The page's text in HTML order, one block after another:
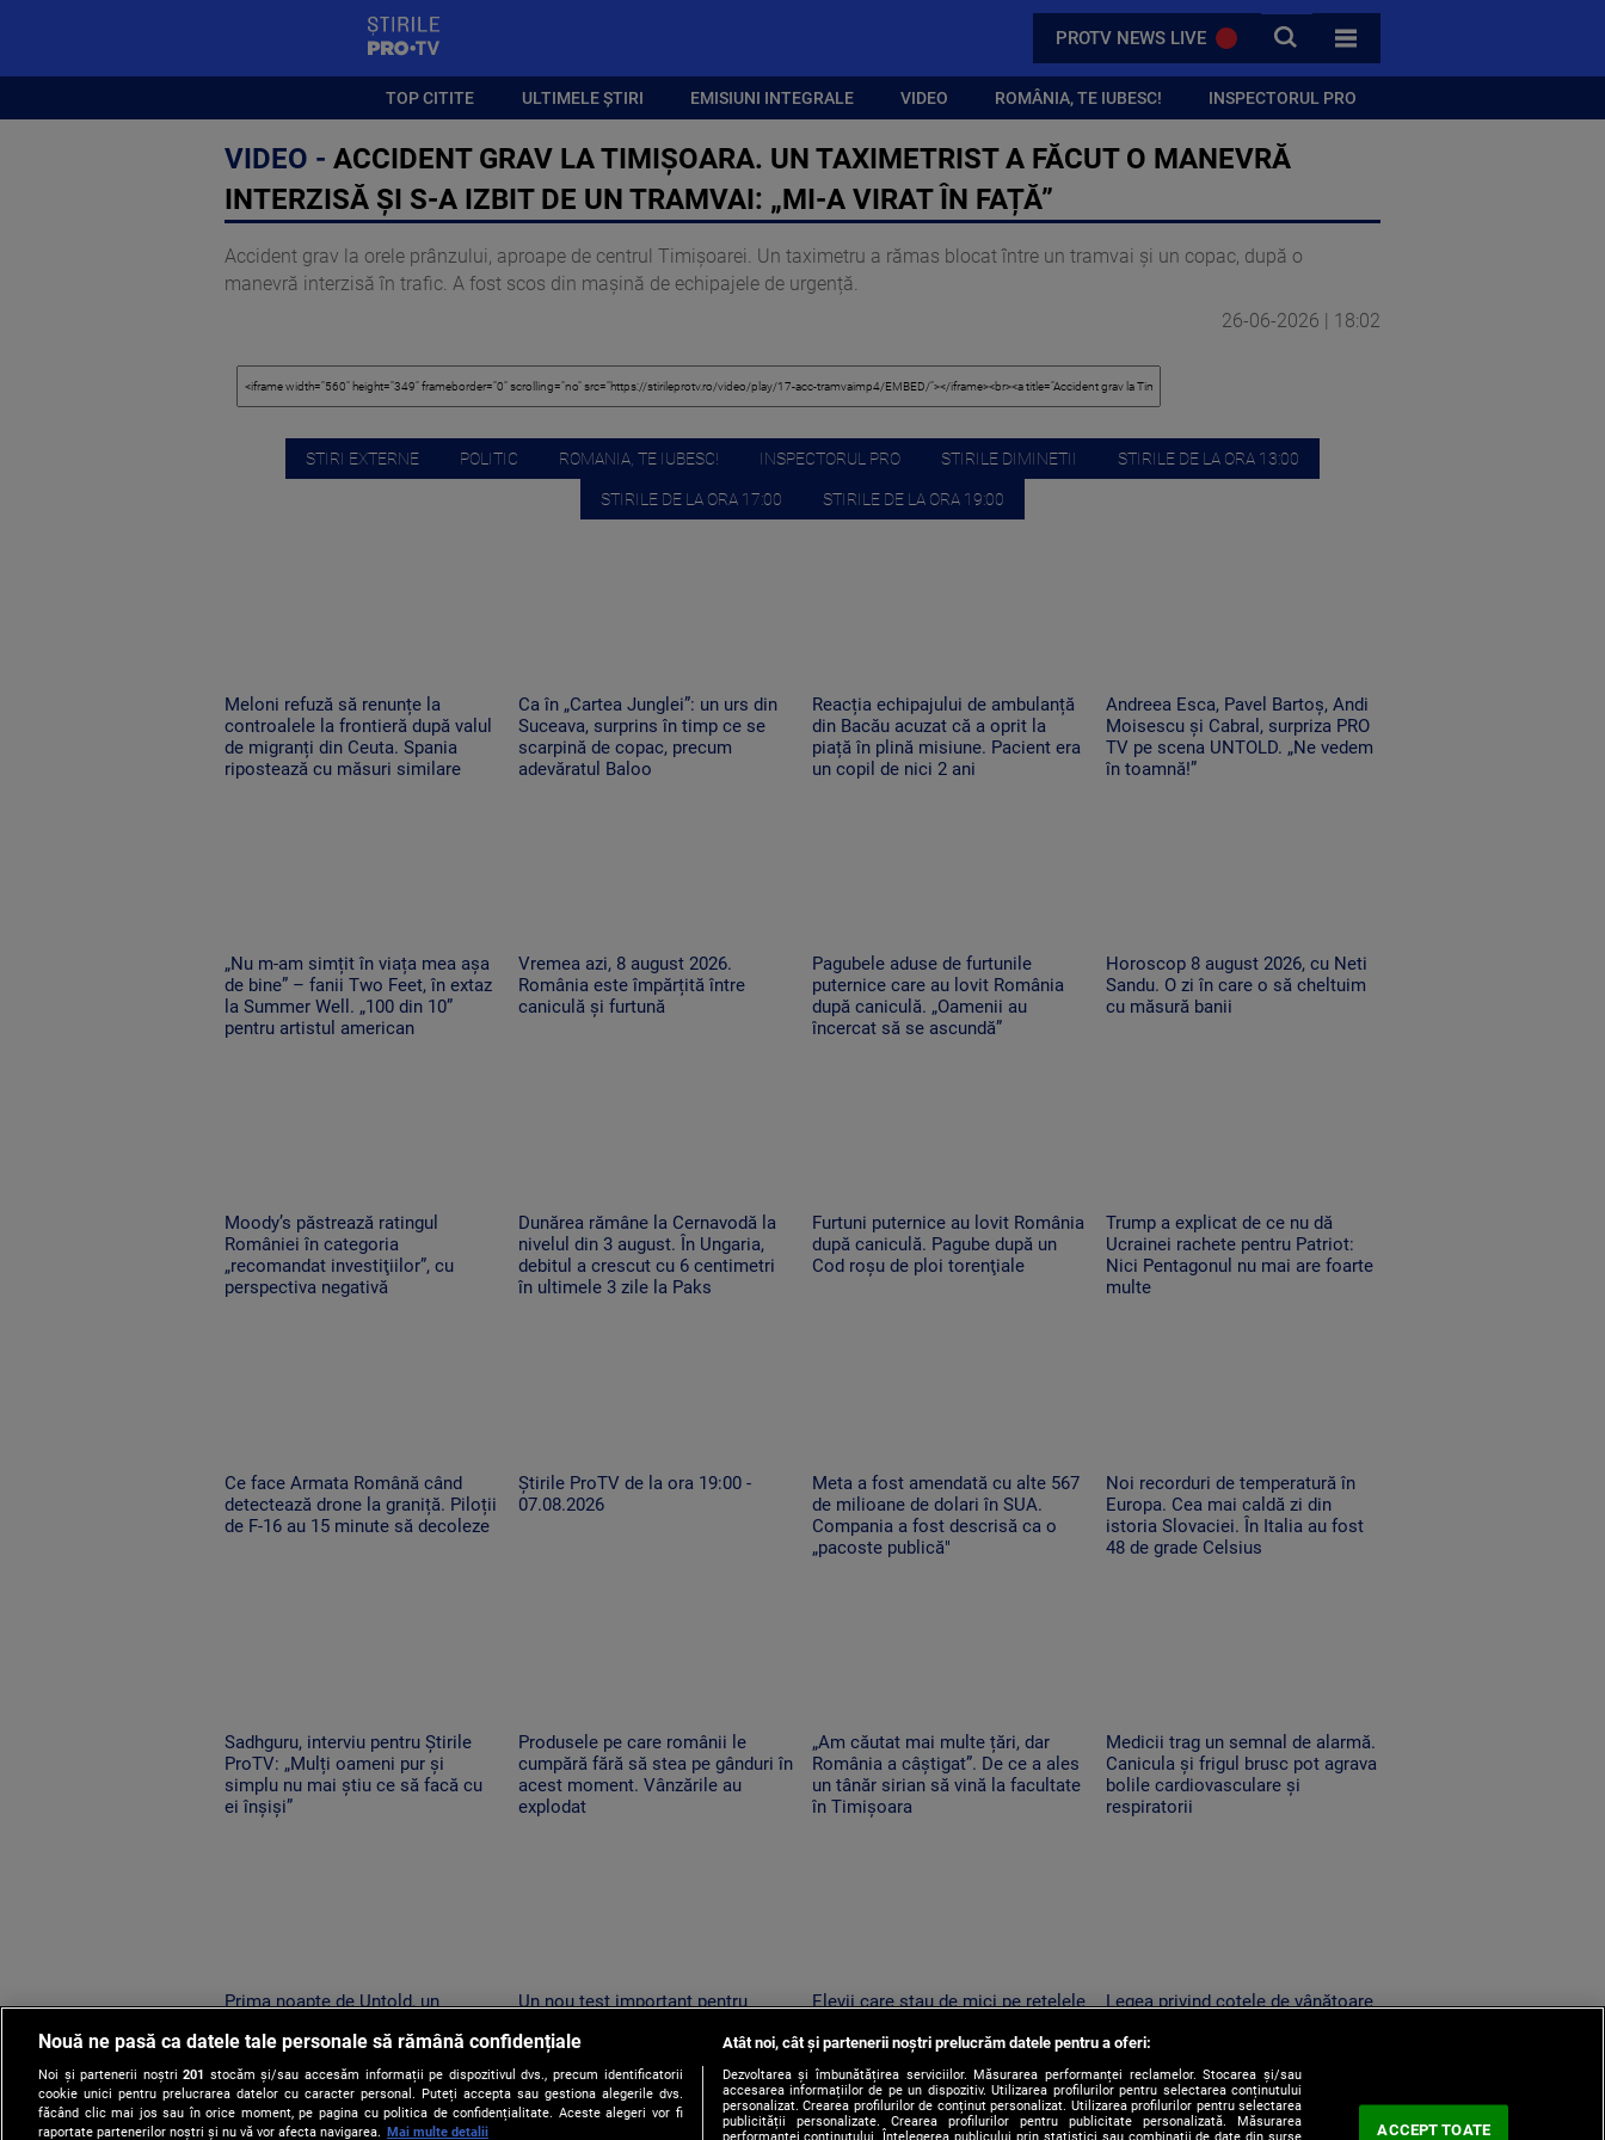
PROTV NEWS LIVE CAUTA
TOATE CATEGORIILE
TOP CITITE ULTIMELE ȘTIRI EMISIUNI INTEGRALE VIDEO ROMÂNIA, TE IUBESC! INSPECTORUL PRO
VIDEO - ACCIDENT GRAV LA TIMIȘOARA. UN TAXIMETRIST A FĂCUT O MANEVRĂ
INTERZISĂ ȘI S-A IZBIT DE UN TRAMVAI: „MI-A VIRAT ÎN FAȚĂ”
Accident grav la orele prânzului, aproape de centrul Timișoarei. Un taximetru a rămas blocat între un tramvai și un copac, după o
manevră interzisă în trafic. A fost scos din mașină de echipajele de urgență.
26-06-2026 | 18:02
STIRI EXTERNE POLITIC ROMANIA, TE IUBESC! INSPECTORUL PRO STIRILE DIMINETII STIRILE DE LA ORA 13:00
STIRILE DE LA ORA 17:00 STIRILE DE LA ORA 19:00
Meloni refuză să renunțe la
controalele la frontieră după valul
de migranți din Ceuta. Spania
ripostează cu măsuri similare
Ca în „Cartea Junglei”: un urs din
Suceava, surprins în timp ce se
scarpină de copac, precum
adevăratul Baloo
Reacția echipajului de ambulanță
din Bacău acuzat că a oprit la
piață în plină misiune. Pacient era
un copil de nici 2 ani
Andreea Esca, Pavel Bartoș, Andi
Moisescu și Cabral, surpriza PRO
TV pe scena UNTOLD. „Ne vedem
în toamnă!”
„Nu m-am simțit în viața mea așa
de bine” – fanii Two Feet, în extaz
la Summer Well. „100 din 10”
pentru artistul american
Vremea azi, 8 august 2026.
România este împărțită între
caniculă și furtună
Pagubele aduse de furtunile
puternice care au lovit România
după caniculă. „Oamenii au
încercat să se ascundă”
Horoscop 8 august 2026, cu Neti
Sandu. O zi în care o să cheltuim
cu măsură banii
Moody’s păstrează ratingul
României în categoria
„recomandat investiţiilor”, cu
perspectiva negativă
Dunărea rămâne la Cernavodă la
nivelul din 3 august. În Ungaria,
debitul a crescut cu 6 centimetri
în ultimele 3 zile la Paks
Furtuni puternice au lovit România
după caniculă. Pagube după un
Cod roşu de ploi torenţiale
Trump a explicat de ce nu dă
Ucrainei rachete pentru Patriot:
Nici Pentagonul nu mai are foarte
multe
Ce face Armata Română când
detectează drone la graniță. Piloții
de F-16 au 15 minute să decoleze
Știrile ProTV de la ora 19:00 -
07.08.2026
Meta a fost amendată cu alte 567
de milioane de dolari în SUA.
Compania a fost descrisă ca o
„pacoste publică"
Noi recorduri de temperatură în
Europa. Cea mai caldă zi din
istoria Slovaciei. În Italia au fost
48 de grade Celsius
Sadhguru, interviu pentru Știrile
ProTV: „Mulți oameni pur și
simplu nu mai știu ce să facă cu
ei înșiși”
Produsele pe care românii le
cumpără fără să stea pe gânduri în
acest moment. Vânzările au
explodat
„Am căutat mai multe țări, dar
România a câștigat”. De ce a ales
un tânăr sirian să vină la facultate
în Timișoara
Medicii trag un semnal de alarmă.
Canicula și frigul brusc pot agrava
bolile cardiovasculare și
respiratorii
Prima noapte de Untold, un
participanți și un show memorabil
susținut de Sting
Un nou test important pentru
ne retrogradează la „junk”. Ce ar
însemna acest lucru
Elevii care stau de mici pe rețelele
mai proaste la școală. Ce arată un
studiu
Legea privind cotele de vânătoare
Modificările solicitate de Nicușor
Dan
Nouă ne pasă ca datele tale personale să rămână confidențiale
Noi și partenerii noștri201 stocăm și/sau accesăm informații pe dispozitivul dvs., precum identificatorii
cookie unici pentru prelucrarea datelor cu caracter personal. Puteți accepta sau gestiona alegerile dvs.
făcând clic mai jos sau în orice moment, pe pagina cu politica de confidențialitate. Aceste alegeri vor fi
raportate partenerilor noștri și nu vă vor afecta navigarea.
Mai multe detalii
Atât noi, cât și partenerii noștri prelucrăm datele pentru a oferi:
Dezvoltarea și îmbunătățirea serviciilor. Măsurarea performanței reclamelor. Stocarea și/sau
accesarea informațiilor de pe un dispozitiv. Utilizarea profilurilor pentru selectarea conținutului
personalizat. Crearea profilurilor de conținut personalizat. Utilizarea profilurilor pentru selectarea
publicității personalizate. Crearea profilurilor pentru publicitate personalizată. Măsurarea
ACCEPT TOATE